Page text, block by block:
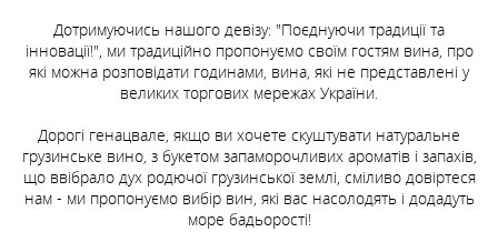
Дотримуючись нашого девізу: "Поєднуючи традиції та
інновації!", ми традиційно пропонуємо своїм гостям вина, про
які можна розповідати годинами, вина, які не представлені у
великих торгових мережах України.
Дорогі генацвале, якщо ви хочете скуштувати натуральне
грузинське вино, з букетом запаморочливих ароматів і запахів,
що ввібрало дух родючої грузинської землі, сміливо довіртеся
нам - ми пропонуємо вибір вин, які вас насолодять і додадуть
море бадьорості!